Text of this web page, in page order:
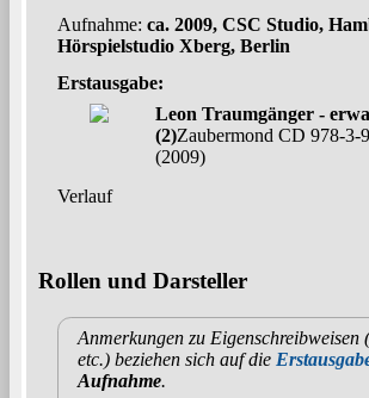
Aufnahme: ca. 2009, CSC Studio,
Hörspielstudio Xberg, Berlin
Erstausgabe:
Leon Traumgänger -
(2)Zaubermond CD 978-3-
(2009)
Verlauf
Rollen und Darsteller
Anmerkungen zu Eigenschreibweisen
etc.) beziehen sich auf die
Aufnahme.